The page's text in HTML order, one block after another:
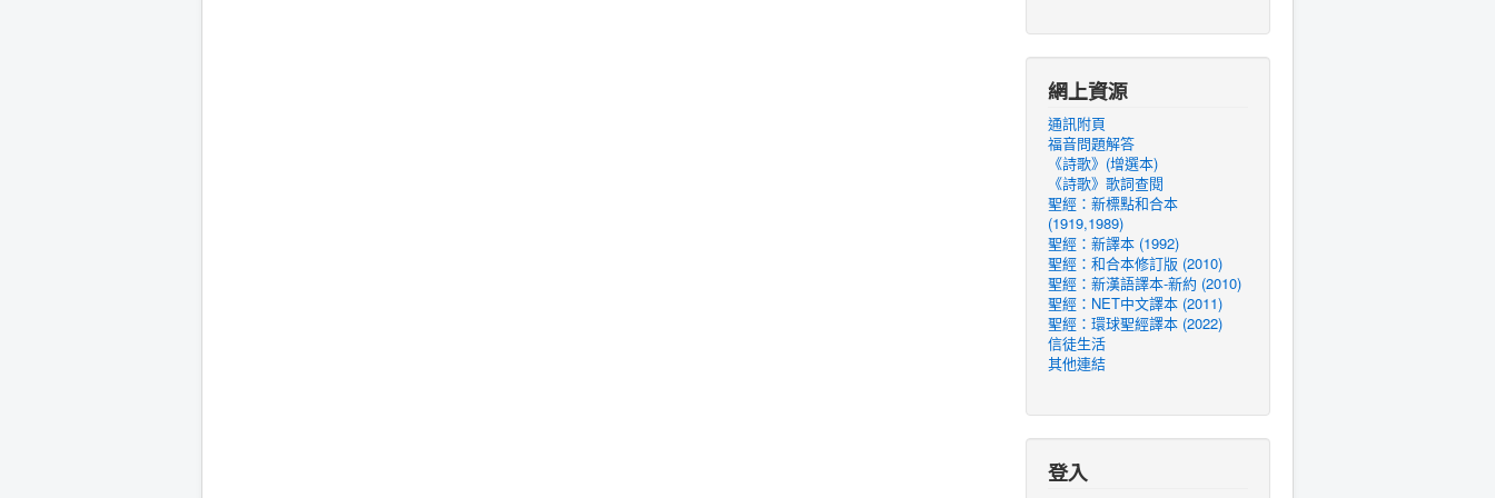
網上資源
通訊附頁
福音問題解答
《詩歌》(增選本)
《詩歌》歌詞查閱
聖經：新標點和合本
(1919,1989)
聖經：新譯本 (1992)
聖經：和合本修訂版 (2010)
聖經：新漢語譯本-新約 (2010)
聖經：NET中文譯本 (2011)
聖經：環球聖經譯本 (2022)
信徒生活
其他連結
登入